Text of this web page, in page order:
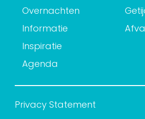
Overnachten
Informatie
Inspiratie
Agenda
Privacy Statement